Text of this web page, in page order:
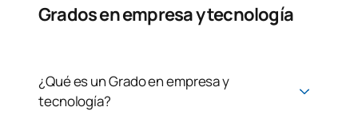
Grados en empresa y tecnología
¿Qué es un Grado en empresa y
tecnología?